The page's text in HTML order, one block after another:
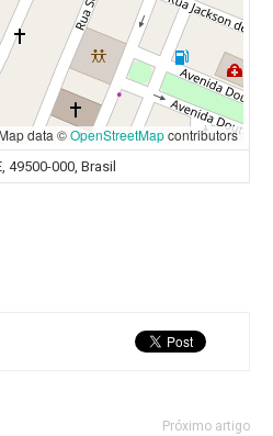
data ©OpenStreetMapcontributors
49500-000, Brasil
Próximo artigo